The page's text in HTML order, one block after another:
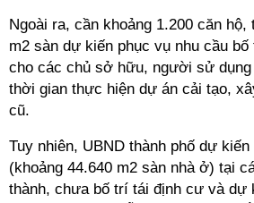
Ngoài ra, cần khoảng 1.200 căn
m2 sàn dự kiến phục vụ nhu cầu
cho các chủ sở hữu, người sử
thời gian thực hiện dự án cải tạo,
cũ.
Tuy nhiên, UBND thành phố dự
(khoảng 44.640 m2 sàn nhà ở) tại
thành, chưa bố trí tái định cư và dự